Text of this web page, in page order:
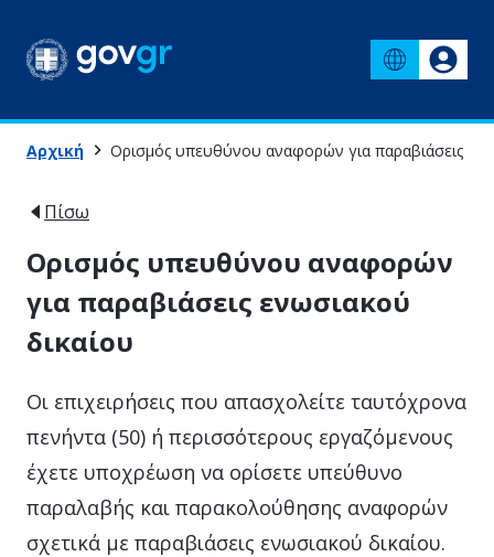
Αρχική Ορισμός υπευθύνου αναφορών για παραβιάσεις
Πίσω
Ορισμός υπευθύνου αναφορών
για παραβιάσεις ενωσιακού
δικαίου
Oι επιχειρήσεις που απασχολείτε ταυτόχρονα
πενήντα (50) ή περισσότερους εργαζόμενους
έχετε υποχρέωση να ορίσετε υπεύθυνο
παραλαβής και παρακολούθησης αναφορών
σχετικά με παραβιάσεις ενωσιακού δικαίου.